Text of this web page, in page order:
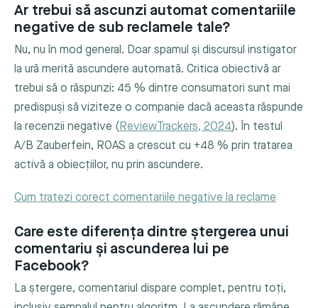
Ar trebui să ascunzi automat comentariile
negative de sub reclamele tale?
Nu, nu în mod general. Doar spamul și discursul instigator
la ură merită ascundere automată. Critica obiectivă ar
trebui să o răspunzi: 45 % dintre consumatori sunt mai
predispuși să viziteze o companie dacă aceasta răspunde
la recenzii negative (ReviewTrackers, 2024). În testul
A/B Zauberfein, ROAS a crescut cu +48 % prin tratarea
activă a obiecțiilor, nu prin ascundere.
Cum tratezi corect comentariile negative la reclame
Care este diferența dintre ștergerea unui
comentariu și ascunderea lui pe
Facebook?
La ștergere, comentariul dispare complet, pentru toți,